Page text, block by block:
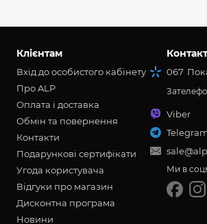
Клієнтам
Вхід до особистого кабінету
Про ALP
Оплата і доставка
Обмін та повернення
Контакти
Подарункові сертифікати
Угода користувача
Відгуки про магазин
Дисконтна програма
Новини
067
Viber
Ми в